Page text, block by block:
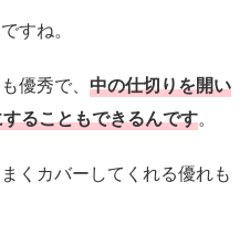
すね。
優秀で、 中の仕切りを開い
ることもできるんです。
くカバーしてくれる優れも